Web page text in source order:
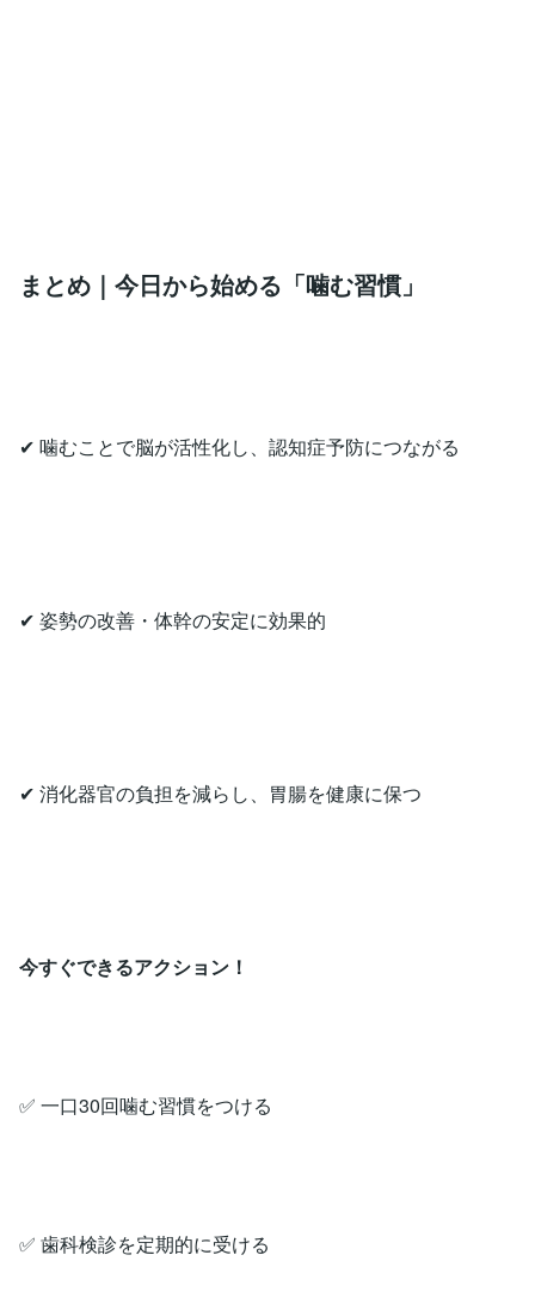
まとめ｜今日から始める「噛む習慣」
✔ 噛むことで脳が活性化し、認知症予防につながる
✔ 姿勢の改善・体幹の安定に効果的
✔ 消化器官の負担を減らし、胃腸を健康に保つ
今すぐできるアクション！
✅ 一口30回噛む習慣をつける
✅ 歯科検診を定期的に受ける